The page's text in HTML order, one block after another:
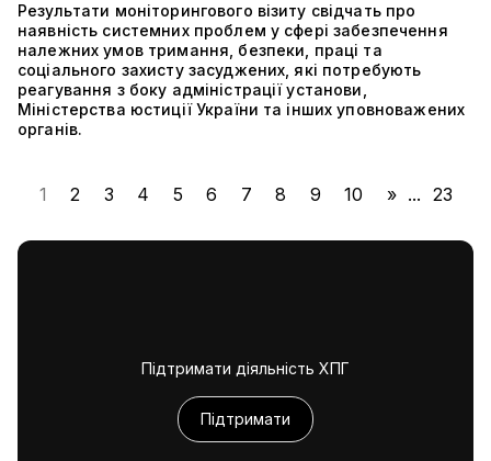
Результати моніторингового візиту свідчать про
наявність системних проблем у сфері забезпечення
належних умов тримання, безпеки, праці та
соціального захисту засуджених, які потребують
реагування з боку адміністрації установи,
Міністерства юстиції України та інших уповноважених
органів.
1 2 3 4 5 6 7 8 9 10 » ... 23
Підтримати діяльність ХПГ
Підтримати